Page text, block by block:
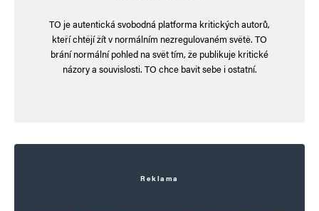
Informujte mě o nových komentářích e-mailem.
Informujte mě o nových příspěvcích e-mailem.
TO je autentická svobodná platforma kritických autorů,
kteří chtějí žít v normálním nezregulovaném světě. TO
brání normální pohled na svět tím, že publikuje kritické
názory a souvislosti. TO chce bavit sebe i ostatní.
Reklama